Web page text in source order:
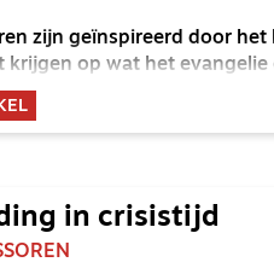
zijn geïnspireerd door
krijgen op wat het
in crisistijd